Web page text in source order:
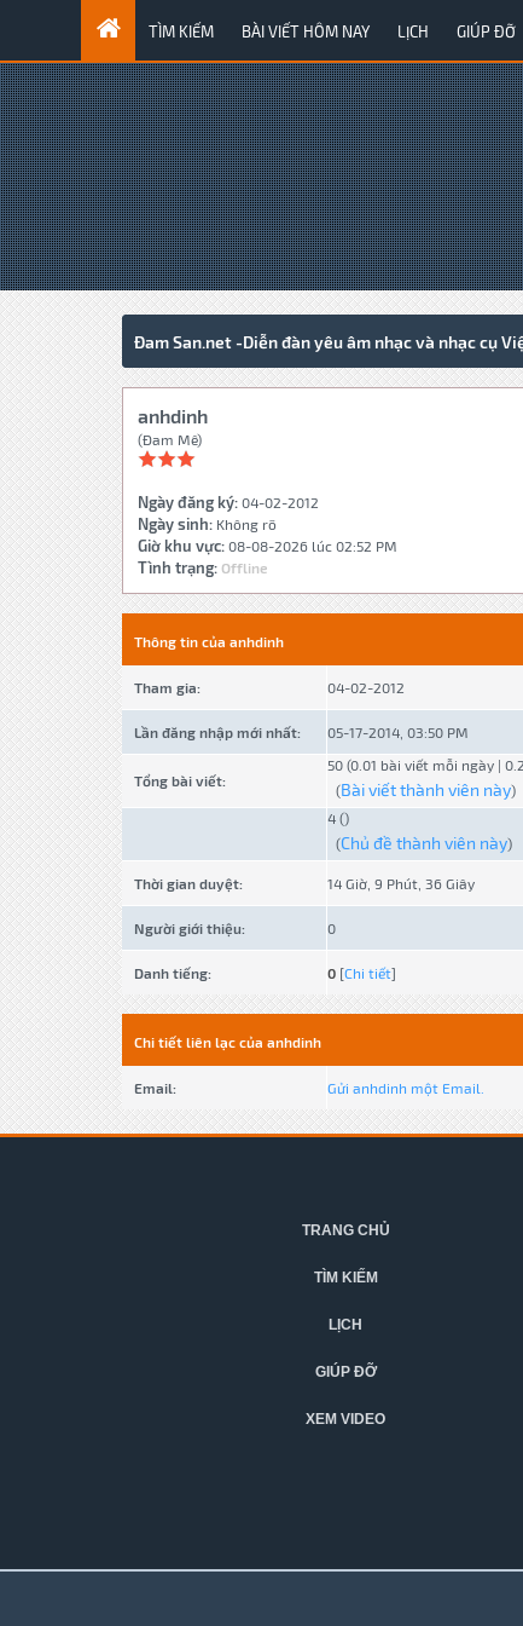
TÌM KIẾM BÀI VIẾT HÔM NAY LỊCH GIÚP ĐỠ
Đam San.net -Diễn đàn yêu âm nhạc và nhạc cụ
anhdinh
(Đam Mê)
Ngày đăng ký:04-02-2012
Ngày sinh:Không rõ
Giờ khu vực:08-08-2026 lúc 02:52 PM
Tình trạng: Offline
Thông tin của anhdinh
Tham gia: 04-02-2012
Lần đăng nhập mới nhất: 05-17-2014, 03:50 PM
Tổng bài viết:
50 (0.01 bài viết mỗi ngày |
(Bài viết thành viên này)
4 ()
(Chủ đề thành viên này)
Thời gian duyệt: 14 Giờ, 9 Phút, 36 Giây
Người giới thiệu: 0
Danh tiếng: 0 [Chi tiết]
Chi tiết liên lạc của anhdinh
Email: Gửi anhdinh một Email.
TRANG CHỦ
TÌM KIẾM
LỊCH
GIÚP ĐỠ
XEM VIDEO